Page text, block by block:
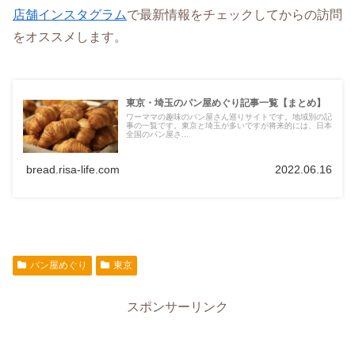
店舗インスタグラムで最新情報をチェックしてからの訪問
をオススメします。
東京・埼玉のパン屋めぐり記事一覧【まとめ】
ワーママの趣味のパン屋さん巡りサイトです。地域別の記
事の一覧です。東京と埼玉が多いですが将来的には、日本
全国のパン屋さ...
bread.risa-life.com 2022.06.16
パン屋めぐり 東京
スポンサーリンク